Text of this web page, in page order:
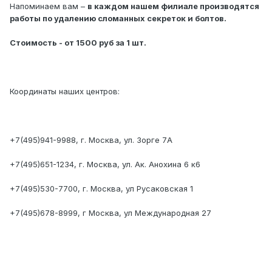
Напоминаем вам – в каждом нашем филиале производятся
работы по удалению сломанных секреток и болтов.
Стоимость - от 1500 руб за 1 шт.
Координаты наших центров:
+7(495)941-9988, г. Москва, ул. Зорге 7А
+7(495)651-1234, г. Москва, ул. Ак. Анохина 6 к6
+7(495)530-7700, г. Москва, ул Русаковская 1
+7(495)678-8999, г Москва, ул Международная 27